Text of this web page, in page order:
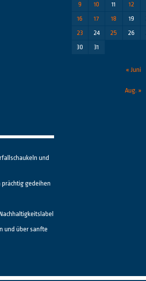
9
10 11 12
16
17 18 19
23
24 25 26
30
31
« Juni
Aug. »
und
prächtig gedeihen
und über sanfte